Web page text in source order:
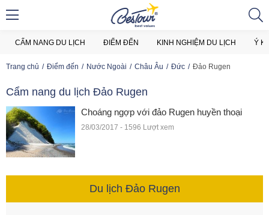
CẨM NANG DU LỊCH ĐIỂM ĐẾN KINH NGHIỆM DU LỊCH Ý
Trang chủ Điểm đến Nước Ngoài Châu Âu Đức Đảo Rugen
Cẩm nang du lịch Đảo Rugen
Choáng ngợp với đảo Rugen huyền thoại
28/03/2017 - 1596 Lượt xem
Du lịch Đảo Rugen